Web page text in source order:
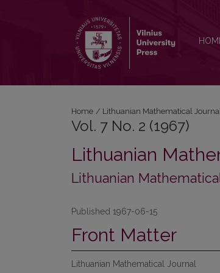
Home / Lithuanian Mathematical
Vol. 7 No. 2 (1967)
Lithuanian
Lithuanian
Published 1967-06-15
Front Matter
Lithuanian Mathematical Journal